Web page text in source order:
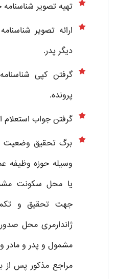
تهیه تصویر
ارائه تصویر
دیگر پدر.
گرفتن کپی
پرونده.
گرفتن جواب استعلام
برگ تحقیق وضعیت
وسیله حوزه وظیفه
یا محل سکونت
جهت تحقیق و
ژاندارمری محل
مشمول و پدر و مادر
مراجع مذکور پس